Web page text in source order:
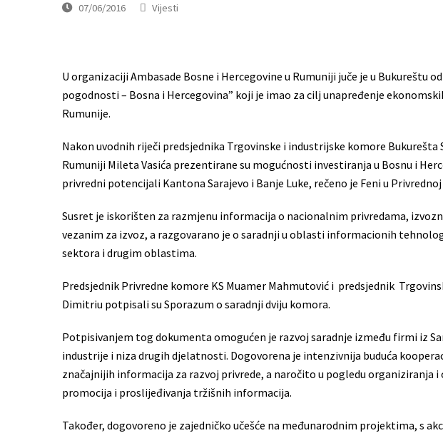
07/06/2016 Vijesti
U organizaciji Ambasade Bosne i Hercegovine u Rumuniji juče je u Bukureštu
pogodnosti – Bosna i Hercegovina” koji je imao za cilj unapređenje
Rumunije.
Nakon uvodnih riječi predsjednika Trgovinske i industrijske komore Bukurešta
Rumuniji Mileta Vasića prezentirane su mogućnosti investiranja u Bosnu i
privredni potencijali Kantona Sarajevo i Banje Luke, rečeno je Feni u
Susret je iskorišten za razmjenu informacija o nacionalnim privredama,
vezanim za izvoz, a razgovarano je o saradnji u oblasti informacionih
sektora i drugim oblastima.
Predsjednik Privredne komore KS Muamer Mahmutović i predsjednik
Dimitriu potpisali su Sporazum o saradnji dviju komora.
Potpisivanjem tog dokumenta omogućen je razvoj saradnje između firmi iz
industrije i niza drugih djelatnosti. Dogovorena je intenzivnija buduća
značajnijih informacija za razvoj privrede, a naročito u pogledu organiziranja i
promocija i proslijeđivanja tržišnih informacija.
Također, dogovoreno je zajedničko učešće na međunarodnim projektima, s